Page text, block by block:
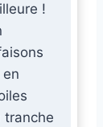
!
tranche